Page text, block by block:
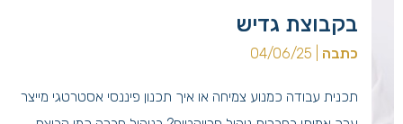
בקבוצת גדיש
כתבה
תכנית עבודה כמנוע צמיחה או איך תכנון פיננסי אסטרטגי מייצר